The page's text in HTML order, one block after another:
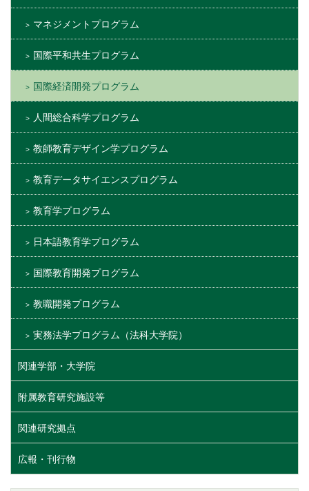
マネジメントプログラム
国際平和共生プログラム
国際経済開発プログラム
人間総合科学プログラム
教師教育デザイン学プログラム
教育データサイエンスプログラム
教育学プログラム
日本語教育学プログラム
国際教育開発プログラム
教職開発プログラム
実務法学プログラム（法科大学院）
関連学部・大学院
附属教育研究施設等
関連研究拠点
広報・刊行物